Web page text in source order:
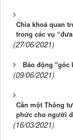
Chìa khoá quan
trong các vụ
(27/06/2021)
Báo động "góc
(09/06/2021)
Cần một Thông
phức cho người
(16/03/2021)